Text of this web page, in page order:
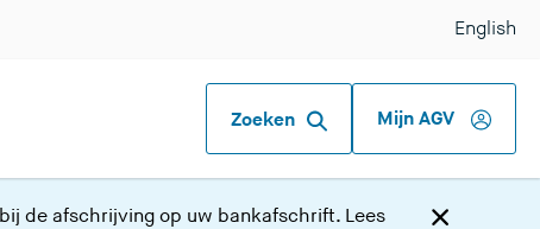
Zoeken Mijn AGV
English
de afschrijving op uw bankafschrift. Lees